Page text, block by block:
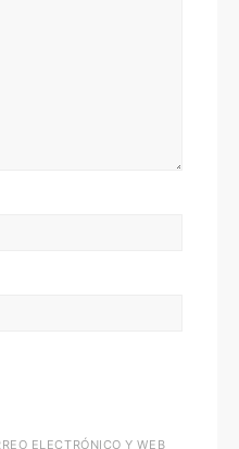
ELECTRÓNICO Y WEB